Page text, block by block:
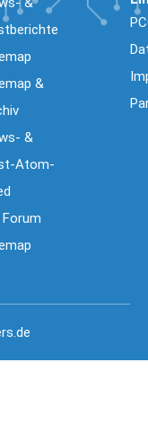
&
&
Atom-
Forum